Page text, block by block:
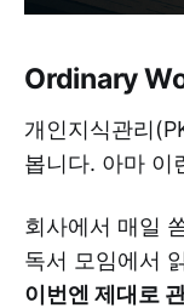
Ordinary
개인지식관리
봅니다. 아마 이
회사에서 매일
독서 모임에서
이번엔 제대로